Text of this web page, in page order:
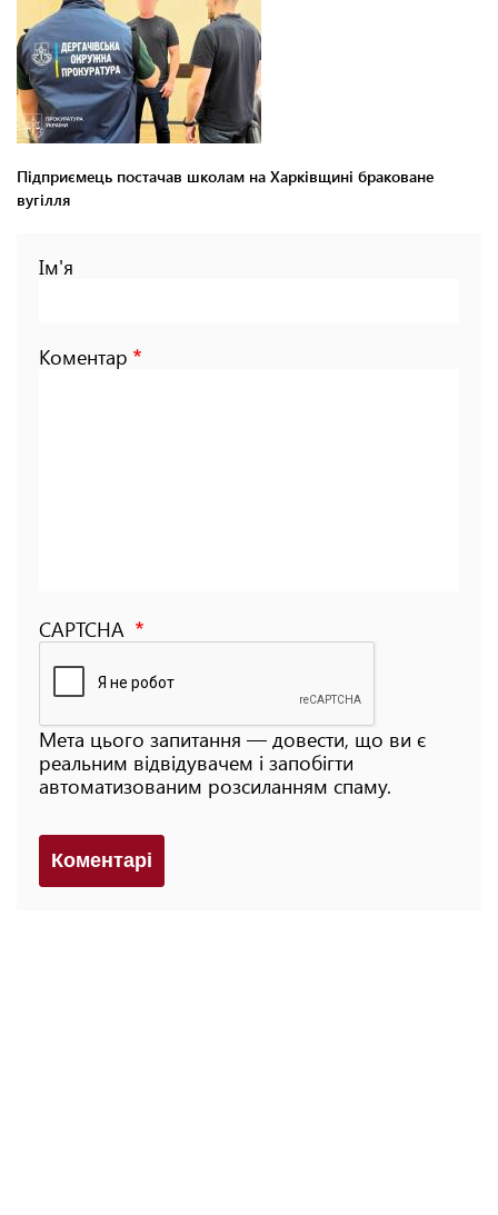
Підприємець постачав школам на Харківщині браковане
вугілля
Ім'я
Коментар
CAPTCHA
Мета цього запитання — довести, що ви є
реальним відвідувачем і запобігти
автоматизованим розсиланням спаму.
Коментарi